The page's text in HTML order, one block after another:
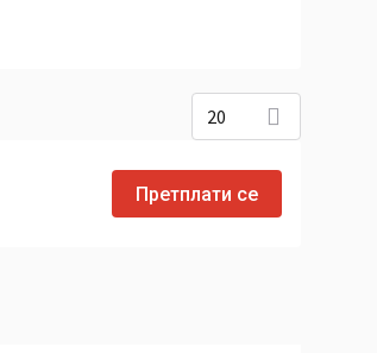
20
Претплати се